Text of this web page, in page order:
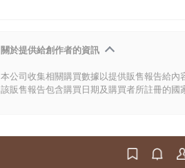
關於提供給創作者的資訊
本公司收集相關購買數據以提供販售報告給內
該販售報告包含購買日期及購買者所註冊的國